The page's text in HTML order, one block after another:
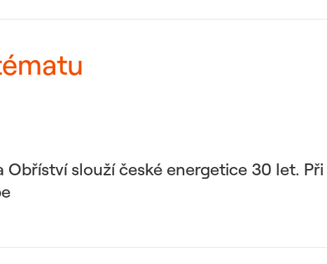
Obříství slouží české energetice 30 let.